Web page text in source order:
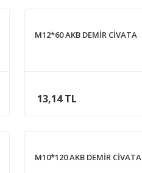
M12*60 AKB DEMİR CİVATA
13,14 TL
M10*120 AKB DEMİR CİVATA